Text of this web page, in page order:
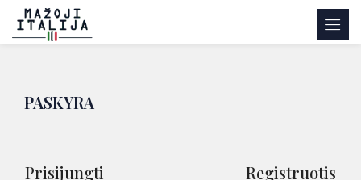
PASKYRA
Prisijungti Registruotis